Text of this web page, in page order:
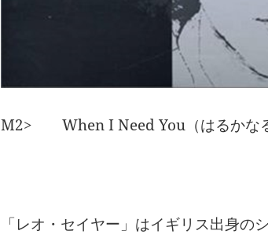
M2> When I Need You（はるかな
「レオ・セイヤー」はイギリス出身の